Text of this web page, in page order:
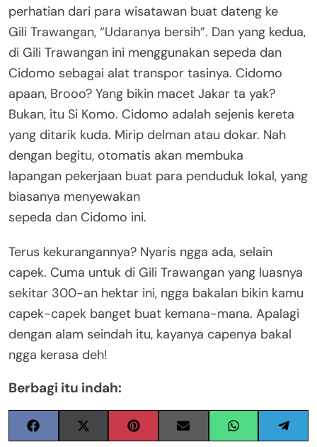
perhatian dari para wisatawan buat dateng ke
Gili Trawangan, “Udaranya bersih”. Dan yang kedua,
di Gili Trawangan ini menggunakan sepeda dan
Cidomo sebagai alat transpor tasinya. Cidomo
apaan, Brooo? Yang bikin macet Jakar ta yak?
Bukan, itu Si Komo. Cidomo adalah sejenis kereta
yang ditarik kuda. Mirip delman atau dokar. Nah
dengan begitu, otomatis akan membuka
lapangan pekerjaan buat para penduduk lokal, yang
biasanya menyewakan
sepeda dan Cidomo ini.
Terus kekurangannya? Nyaris ngga ada, selain
capek. Cuma untuk di Gili Trawangan yang luasnya
sekitar 300-an hektar ini, ngga bakalan bikin kamu
capek-capek banget buat kemana-mana. Apalagi
dengan alam seindah itu, kayanya capenya bakal
ngga kerasa deh!
Berbagi itu indah: